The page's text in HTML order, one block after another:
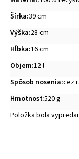
Šírka:39 cm
Výška:28 cm
Hĺbka:16 cm
Objem:12 l
Spôsob nosenia:cez
Hmotnosť:520 g
Položka bola